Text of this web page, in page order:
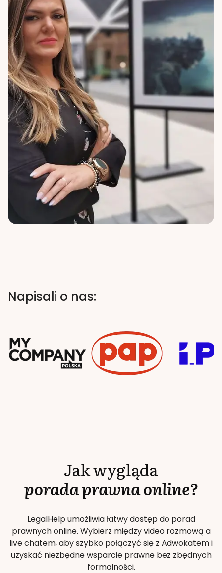
Napisali o nas:
Jak wygląda
porada prawna online?
LegalHelp umożliwia łatwy dostęp do porad
prawnych online. Wybierz między video rozmową a
live chatem, aby szybko połączyć się z Adwokatem i
uzyskać niezbędne wsparcie prawne bez zbędnych
formalności.